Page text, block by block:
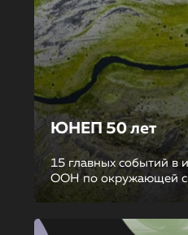
ЮНЕП 50 лет
15 главных событий в
ООН по окружающей